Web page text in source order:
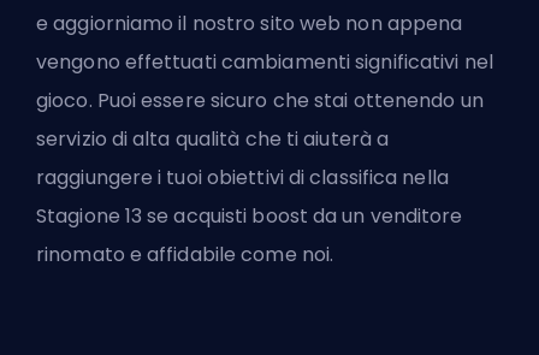
e aggiorniamo il nostro sito web non appena
vengono effettuati cambiamenti significativi nel
gioco. Puoi essere sicuro che stai ottenendo un
servizio di alta qualità che ti aiuterà a
raggiungere i tuoi obiettivi di classifica nella
Stagione 13 se acquisti boost da un venditore
rinomato e affidabile come noi.